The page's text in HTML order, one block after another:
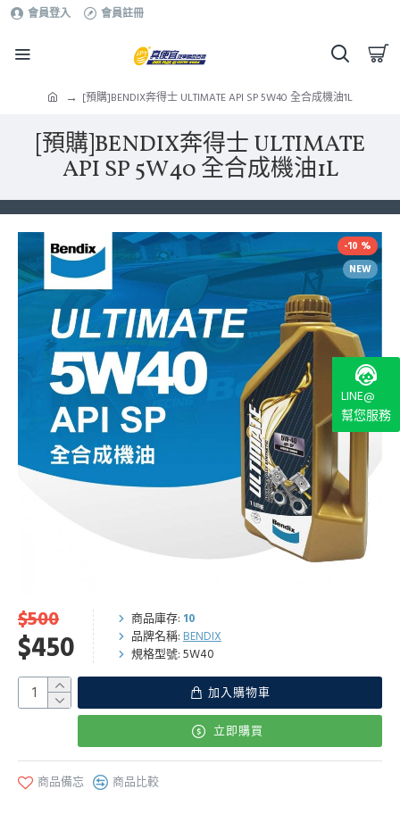
會員登入 會員註冊
[預購]BENDIX奔得士 ULTIMATE API SP 5W40 全合成機油1L
[預購]BENDIX奔得士 ULTIMATE
API SP 5W40 全合成機油1L
NEW
-10 %
$450
$500 商品庫存: 10
品牌名稱: BENDIX
規格型號: 5W40
加入購物車
立即購買
商品備忘 商品比較
LINE@
幫您服務